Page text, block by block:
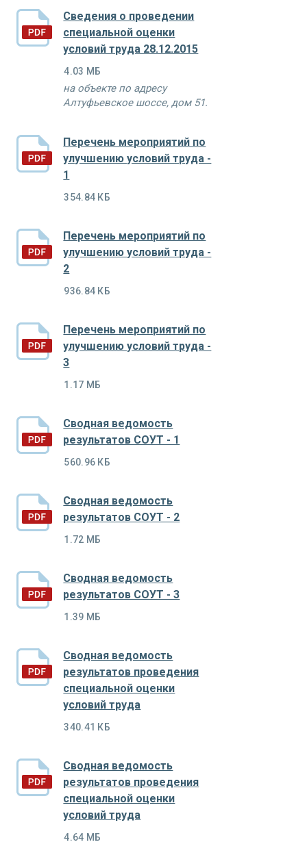
Сведения о проведении
специальной оценки
условий труда 28.12.2015
4.03 МБ
на объекте по адресу
Алтуфьевское шоссе, дом 51.
Перечень мероприятий по
улучшению условий труда -
1
354.84 КБ
Перечень мероприятий по
улучшению условий труда -
2
936.84 КБ
Перечень мероприятий по
улучшению условий труда -
3
1.17 МБ
Сводная ведомость
результатов СОУТ - 1
560.96 КБ
Сводная ведомость
результатов СОУТ - 2
1.72 МБ
Сводная ведомость
результатов СОУТ - 3
1.39 МБ
Сводная ведомость
результатов проведения
специальной оценки
условий труда
340.41 КБ
Сводная ведомость
результатов проведения
специальной оценки
условий труда
4.64 МБ